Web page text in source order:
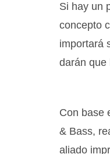
Si hay un
concepto
importará
darán que
Con base
& Bass,
aliado